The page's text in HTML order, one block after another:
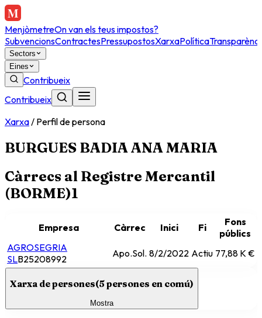
MenjòmetreOn van els teus impostos?
SubvencionsContractesPressupostosXarxaPolítica
Sectors
Eines
Contribueix
Contribueix
Xarxa/ Perfil de persona
BURGUES BADIA ANA MARIA
Càrrecs al Registre Mercantil
(BORME)1
Empresa Càrrec Inici Fi
Fons
públics
AGROSEGRIA
SLB25208992 Apo.Sol. 8/2/2022 Actiu 77,88 K €
Xarxa de persones(5persones en comú)
Mostra